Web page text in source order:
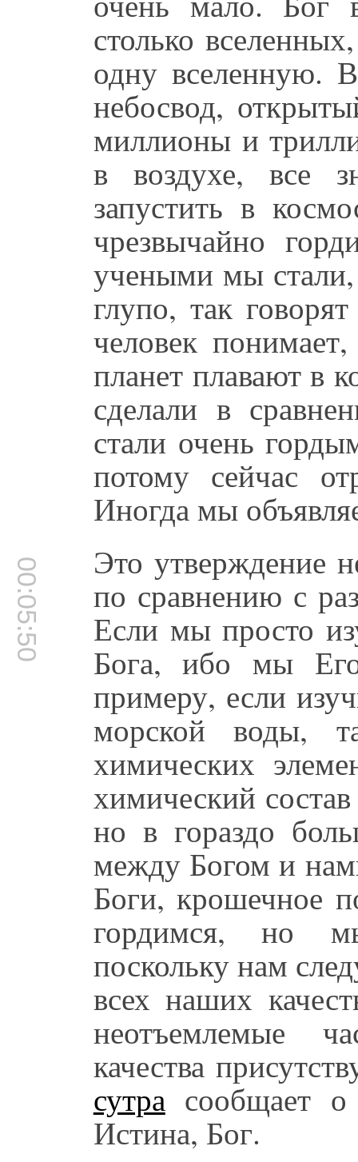
столько
одну вселенную.
небосвод,
миллионы и
в воздухе, все
запустить в
чрезвычайно
учеными мы
глупо, так
человек
планет плавают в
сделали в
стали очень
потому сейчас
Иногда мы
00:05:50 Это утверждение
по сравнению с
Если мы просто
Бога, ибо мы
примеру, если
морской воды,
химических
химический
но в гораздо
между Богом и
Боги, крошечное
гордимся, но
поскольку нам
всех наших
неотъемлемые
качества
сутрасообщает о
Истина, Бог.